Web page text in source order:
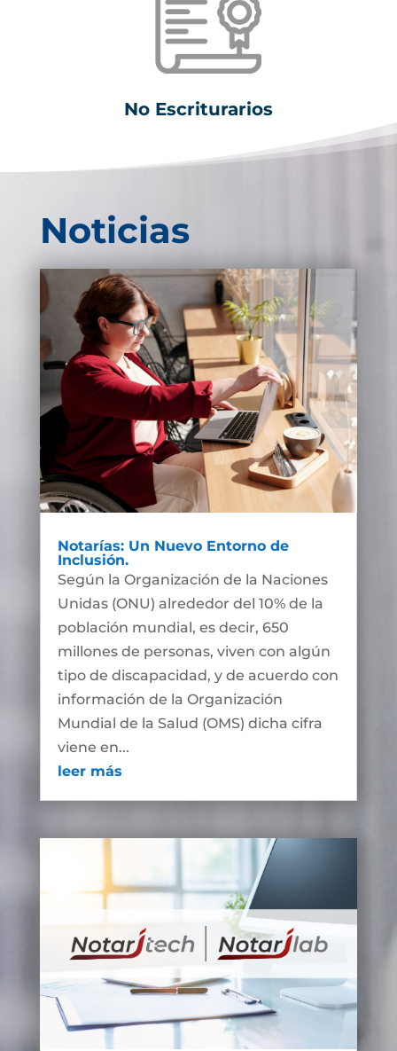
No Escriturarios
Noticias
Notarías: Un Nuevo Entorno de
Inclusión.
Según la Organización de la Naciones
Unidas (ONU) alrededor del 10% de la
población mundial, es decir, 650
millones de personas, viven con algún
tipo de discapacidad, y de acuerdo con
información de la Organización
Mundial de la Salud (OMS) dicha cifra
viene en...
leer más